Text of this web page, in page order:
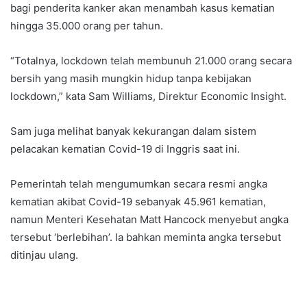
bagi penderita kanker akan menambah kasus kematian
hingga 35.000 orang per tahun.
“Totalnya, lockdown telah membunuh 21.000 orang secara
bersih yang masih mungkin hidup tanpa kebijakan
lockdown,” kata Sam Williams, Direktur Economic Insight.
Sam juga melihat banyak kekurangan dalam sistem
pelacakan kematian Covid-19 di Inggris saat ini.
Pemerintah telah mengumumkan secara resmi angka
kematian akibat Covid-19 sebanyak 45.961 kematian,
namun Menteri Kesehatan Matt Hancock menyebut angka
tersebut ‘berlebihan’. Ia bahkan meminta angka tersebut
ditinjau ulang.